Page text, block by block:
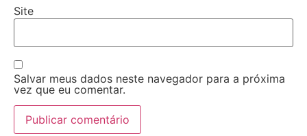
Site
Salvar meus dados neste navegador para a próxima
vez que eu comentar.